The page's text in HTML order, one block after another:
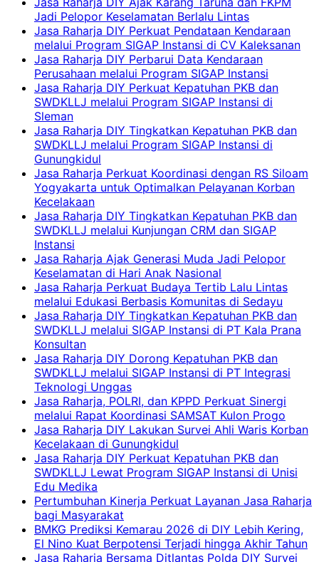
Jadi Pelopor Keselamatan Berlalu Lintas
Jasa Raharja DIY Perkuat Pendataan Kendaraan
melalui Program SIGAP Instansi di CV Kaleksanan
Jasa Raharja DIY Perbarui Data Kendaraan
Perusahaan melalui Program SIGAP Instansi
Jasa Raharja DIY Perkuat Kepatuhan PKB dan
SWDKLLJ melalui Program SIGAP Instansi di
Sleman
Jasa Raharja DIY Tingkatkan Kepatuhan PKB dan
SWDKLLJ melalui Program SIGAP Instansi di
Gunungkidul
Jasa Raharja Perkuat Koordinasi dengan RS Siloam
Yogyakarta untuk Optimalkan Pelayanan Korban
Kecelakaan
Jasa Raharja DIY Tingkatkan Kepatuhan PKB dan
SWDKLLJ melalui Kunjungan CRM dan SIGAP
Instansi
Jasa Raharja Ajak Generasi Muda Jadi Pelopor
Keselamatan di Hari Anak Nasional
Jasa Raharja Perkuat Budaya Tertib Lalu Lintas
melalui Edukasi Berbasis Komunitas di Sedayu
Jasa Raharja DIY Tingkatkan Kepatuhan PKB dan
SWDKLLJ melalui SIGAP Instansi di PT Kala Prana
Konsultan
Jasa Raharja DIY Dorong Kepatuhan PKB dan
SWDKLLJ melalui SIGAP Instansi di PT Integrasi
Teknologi Unggas
Jasa Raharja, POLRI, dan KPPD Perkuat Sinergi
melalui Rapat Koordinasi SAMSAT Kulon Progo
Jasa Raharja DIY Lakukan Survei Ahli Waris Korban
Kecelakaan di Gunungkidul
Jasa Raharja DIY Perkuat Kepatuhan PKB dan
SWDKLLJ Lewat Program SIGAP Instansi di Unisi
Edu Medika
Pertumbuhan Kinerja Perkuat Layanan Jasa Raharja
bagi Masyarakat
BMKG Prediksi Kemarau 2026 di DIY Lebih Kering,
El Nino Kuat Berpotensi Terjadi hingga Akhir Tahun
Jasa Raharja Bersama Ditlantas Polda DIY Survei